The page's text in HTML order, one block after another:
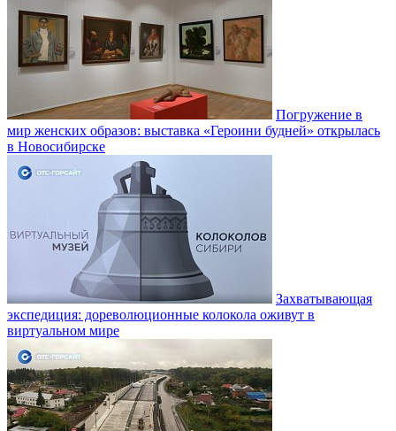
Погружение в
мир женских образов: выставка «Героини будней» открылась
в Новосибирске
Захватывающая
экспедиция: дореволюционные колокола оживут в
виртуальном мире